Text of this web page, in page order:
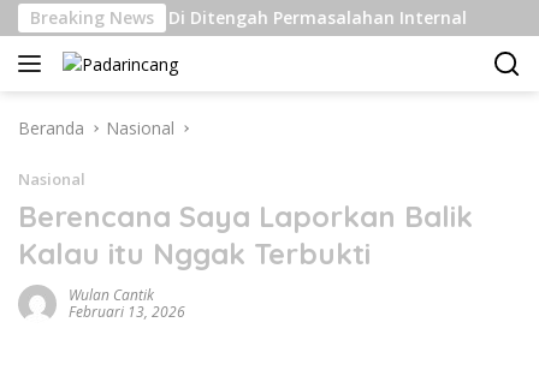
Langsung
ke
konten
Breaking News
Kelas Berat Di Ditengah Permasalahan Internal
Beranda Nasional
Nasional
Berencana Saya Laporkan Balik
Kalau itu Nggak Terbukti
Wulan Cantik
Februari 13, 2026